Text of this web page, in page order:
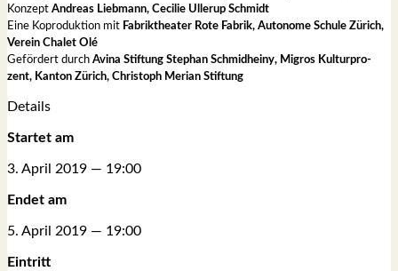
Kon­zept Andre­as Lieb­mann, Ceci­lie Uller­up Schmidt
Eine Kopro­duk­ti­on mit Fabrik­thea­ter Rote Fabrik, Auto­no­me Schu­le Zürich,
Ver­ein Cha­let Olé
Geför­dert durch Avina Stif­tung Ste­phan Schmid­hei­ny, Migros Kul­tur­pro­
zent, Kan­ton Zürich, Chris­toph Meri­an Stif­tung
Details
Star­tet am
3. April 2019 — 19:00
Endet am
5. April 2019 — 19:00
Ein­tritt